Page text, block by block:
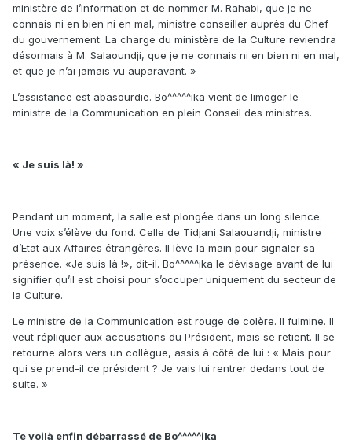
ministère de l’Information et de nommer M. Rahabi, que je ne
connais ni en bien ni en mal, ministre conseiller auprès du Chef
du gouvernement. La charge du ministère de la Culture reviendra
désormais à M. Salaoundji, que je ne connais ni en bien ni en mal,
et que je n’ai jamais vu auparavant. »
L’assistance est abasourdie. Bo^^^^^ika vient de limoger le
ministre de la Communication en plein Conseil des ministres.
« Je suis là! »
Pendant un moment, la salle est plongée dans un long silence.
Une voix s’élève du fond. Celle de Tidjani Salaouandji, ministre
d’Etat aux Affaires étrangères. Il lève la main pour signaler sa
présence. «Je suis là !», dit-il. Bo^^^^^ika le dévisage avant de lui
signifier qu’il est choisi pour s’occuper uniquement du secteur de
la Culture.
Le ministre de la Communication est rouge de colère. Il fulmine. Il
veut répliquer aux accusations du Président, mais se retient. Il se
retourne alors vers un collègue, assis à côté de lui : « Mais pour
qui se prend-il ce président ? Je vais lui rentrer dedans tout de
suite. »
Te voilà enfin débarrassé de Bo^^^^^ika